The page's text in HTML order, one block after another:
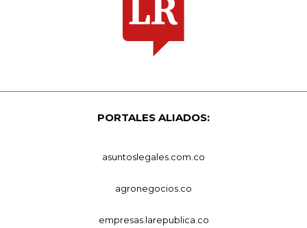
PORTALES ALIADOS:
asuntoslegales.com.co
agronegocios.co
empresas.larepublica.co